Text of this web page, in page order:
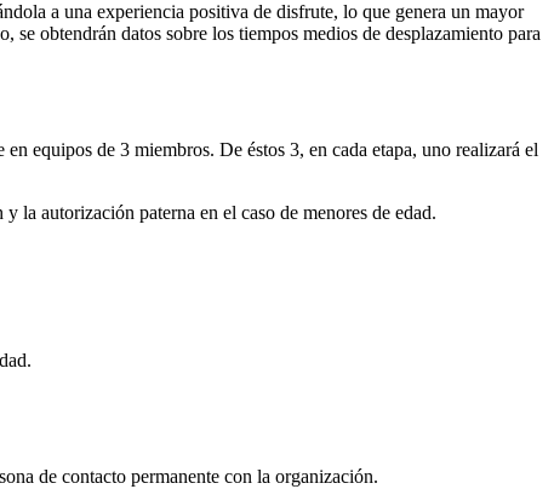
a una experiencia positiva de disfrute, lo que genera un mayor
obtendrán datos sobre los tiempos medios de desplazamiento para
equipos de 3 miembros. De éstos 3, en cada etapa, uno realizará el
la autorización paterna en el caso de menores de edad.
de contacto permanente con la organización.